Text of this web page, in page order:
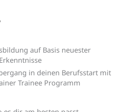
auf Basis neuester
in deinen Berufsstart mit
Trainee Programm